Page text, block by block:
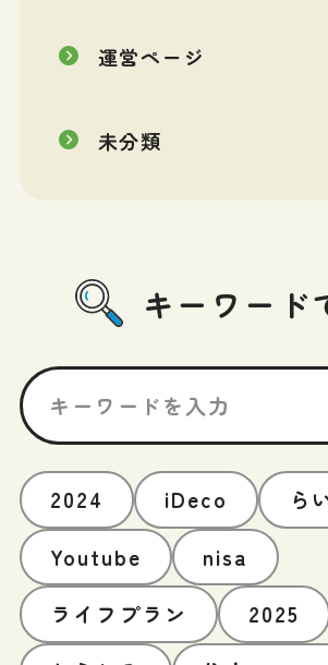
運営ページ
未分類
キーワード
2024 iDeco
ら
Youtube
nisa
ライフプラン
2025